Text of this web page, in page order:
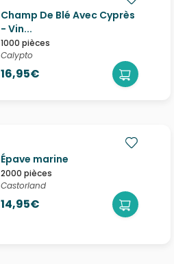
Champ De Blé Avec Cyprès
- Vin...
1000 pièces
Calypto
16,95€
Épave marine
2000 pièces
Castorland
14,95€